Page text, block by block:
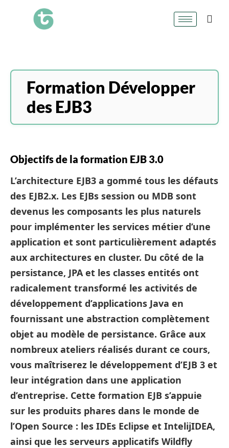
Formation Développer
des EJB3
Objectifs de la formation EJB 3.0
L’architecture EJB3 a gommé tous les défauts
des EJB2.x. Les EJBs session ou MDB sont
devenus les composants les plus naturels
pour implémenter les services métier d’une
application et sont particulièrement adaptés
aux architectures en cluster. Du côté de la
persistance, JPA et les classes entités ont
radicalement transformé les activités de
développement d’applications Java en
fournissant une abstraction complètement
objet au modèle de persistance. Grâce aux
nombreux ateliers réalisés durant ce cours,
vous maîtriserez le développement d’EJB 3 et
leur intégration dans une application
d’entreprise. Cette formation EJB s’appuie
sur les produits phares dans le monde de
l’Open Source : les IDEs Eclipse et IntelijIDEA,
ainsi que les serveurs applicatifs Wildfly